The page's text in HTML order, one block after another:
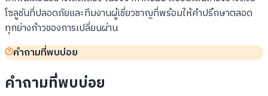
โซลูชันที่ปลอดภัยและทีมงานผู้เชี่ยวชาญที่พร้อมให้คำปรึกษาตลอด
ทุกย่างก้าวของการเปลี่ยนผ่าน
คำถามที่พบบ่อย
คำถามที่พบบ่อย